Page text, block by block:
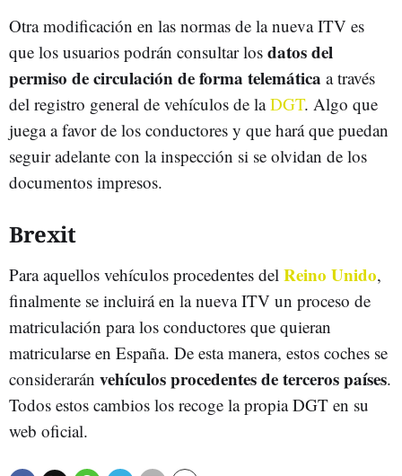
Otra modificación en las normas de la nueva ITV es
que los usuarios podrán consultar los datos del
permiso de circulación de forma telemática a través
del registro general de vehículos de laDGT. Algo que
juega a favor de los conductores y que hará que puedan
seguir adelante con la inspección si se olvidan de los
documentos impresos.
Brexit
Para aquellos vehículos procedentes del Reino Unido,
finalmente se incluirá en la nueva ITV un proceso de
matriculación para los conductores que quieran
matricularse en España. De esta manera, estos coches se
considerarán vehículos procedentes de terceros países.
Todos estos cambios los recoge la propia DGT en su
web oficial.